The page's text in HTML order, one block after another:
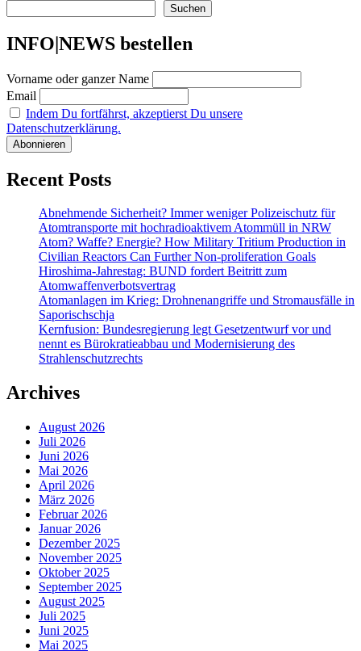
Suchen
INFO|NEWS bestellen
Vorname oder ganzer Name
Email
Indem Du fortfährst, akzeptierst Du unsere
Datenschutzerklärung.
Recent Posts
Abnehmende Sicherheit? Immer weniger Polizeischutz für
Atomtransporte mit hochradioaktivem Atommüll in NRW
Atom? Waffe? Energie? How Military Tritium Production in
Civilian Reactors Can Further Non-proliferation Goals
Hiroshima-Jahrestag: BUND fordert Beitritt zum
Atomwaffenverbotsvertrag
Atomanlagen im Krieg: Drohnenangriffe und Stromausfälle in
Saporischschja
Kernfusion: Bundesregierung legt Gesetzentwurf vor und
nennt es Bürokratieabbau und Modernisierung des
Strahlenschutzrechts
Archives
August 2026
Juli 2026
Juni 2026
Mai 2026
April 2026
März 2026
Februar 2026
Januar 2026
Dezember 2025
November 2025
Oktober 2025
September 2025
August 2025
Juli 2025
Juni 2025
Mai 2025